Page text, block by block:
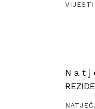
VIJESTI
N a t j